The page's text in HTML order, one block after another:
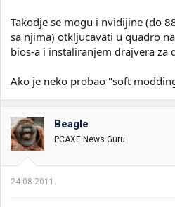
Takodje se mogu i nvidijine (do
sa njima) otkljucavati u quadro
bios-a i instaliranjem drajvera za
Ako je neko probao "soft
Beagle
PCAXE News Guru
24.08.2011.